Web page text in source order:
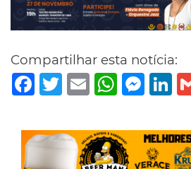
Compartilhar esta notícia:
Facebook
TwitterEmail WhatsApp